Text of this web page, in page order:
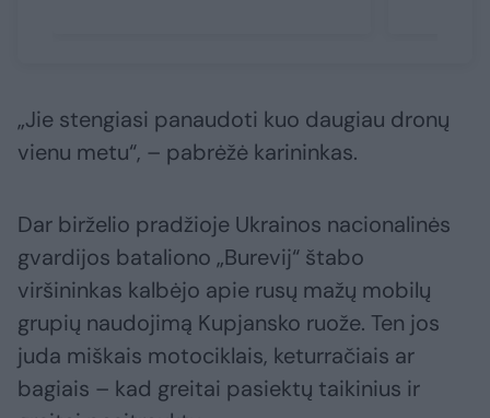
„Jie stengiasi panaudoti kuo daugiau dronų
vienu metu“, – pabrėžė karininkas.
Dar birželio pradžioje Ukrainos nacionalinės
gvardijos bataliono „Burevij“ štabo
viršininkas kalbėjo apie rusų mažų mobilų
grupių naudojimą Kupjansko ruože. Ten jos
juda miškais motociklais, keturračiais ar
bagiais – kad greitai pasiektų taikinius ir